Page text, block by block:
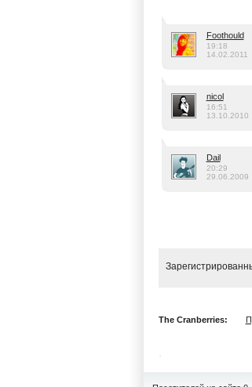
Foothould
19:18
14.02.2011
nicol
16:51
13.10.2010
Dail
20:29
29.06.2009
The Cranberries: